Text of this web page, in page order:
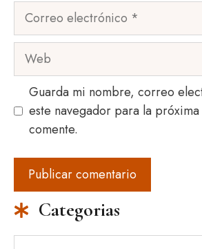
Correo
Web
Guarda mi nombre, correo
este navegador para la
comente.
Categorias